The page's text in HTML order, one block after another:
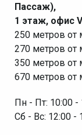
Пассаж),
1 этаж, офис
250 метров от
270 метров
350 метров от
670 метров от
Пн - Пт: 10:00 -
Сб - Вс: 12:00 -